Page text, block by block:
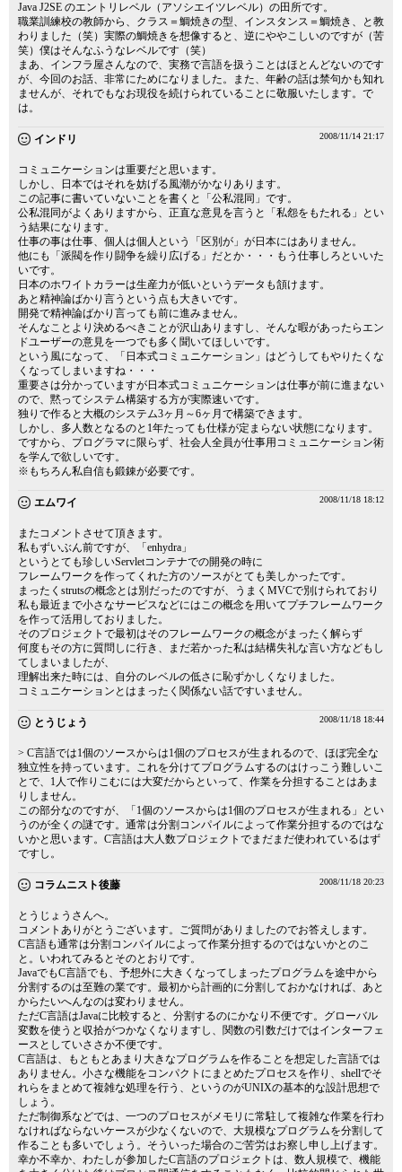
Java J2SE のエントリレベル（アソシエイツレベル）の田所です。
職業訓練校の教師から、クラス＝鯛焼きの型、インスタンス＝鯛焼き、と教
わりました（笑）実際の鯛焼きを想像すると、逆にややこしいのですが（苦
笑）僕はそんなふうなレベルです（笑）
まあ、インフラ屋さんなので、実務で言語を扱うことはほとんどないのです
が、今回のお話、非常にためになりました。また、年齢の話は禁句かも知れ
ませんが、それでもなお現役を続けられていることに敬服いたします。で
は。
インドリ 2008/11/14 21:17
コミュニケーションは重要だと思います。
しかし、日本ではそれを妨げる風潮がかなりあります。
この記事に書いていないことを書くと「公私混同」です。
公私混同がよくありますから、正直な意見を言うと「私怨をもたれる」とい
う結果になります。
仕事の事は仕事、個人は個人という「区別が」が日本にはありません。
他にも「派閥を作り闘争を繰り広げる」だとか・・・もう仕事しろといいた
いです。
日本のホワイトカラーは生産力が低いというデータも頷けます。
あと精神論ばかり言うという点も大きいです。
開発で精神論ばかり言っても前に進みません。
そんなことより決めるべきことが沢山ありますし、そんな暇があったらエン
ドユーザーの意見を一つでも多く聞いてほしいです。
という風になって、「日本式コミュニケーション」はどうしてもやりたくな
くなってしまいますね・・・
重要さは分かっていますが日本式コミュニケーションは仕事が前に進まない
ので、黙ってシステム構築する方が実際速いです。
独りで作ると大概のシステム3ヶ月～6ヶ月で構築できます。
しかし、多人数となるのと1年たっても仕様が定まらない状態になります。
ですから、プログラマに限らず、社会人全員が仕事用コミュニケーション術
を学んで欲しいです。
※もちろん私自信も鍛錬が必要です。
エムワイ 2008/11/18 18:12
またコメントさせて頂きます。
私もずいぶん前ですが、「enhydra」
というとても珍しいServletコンテナでの開発の時に
フレームワークを作ってくれた方のソースがとても美しかったです。
まったくstrutsの概念とは別だったのですが、うまくMVCで別けられており
私も最近まで小さなサービスなどにはこの概念を用いてプチフレームワーク
を作って活用しておりました。
そのプロジェクトで最初はそのフレームワークの概念がまったく解らず
何度もその方に質問しに行き、まだ若かった私は結構失礼な言い方などもし
てしまいましたが、
理解出来た時には、自分のレベルの低さに恥ずかしくなりました。
コミュニケーションとはまったく関係ない話ですいません。
とうじょう 2008/11/18 18:44
> C言語では1個のソースからは1個のプロセスが生まれるので、ほぼ完全な
独立性を持っています。これを分けてプログラムするのはけっこう難しいこ
とで、1人で作りこむには大変だからといって、作業を分担することはあま
りしません。
この部分なのですが、「1個のソースからは1個のプロセスが生まれる」とい
うのが全くの謎です。通常は分割コンパイルによって作業分担するのではな
いかと思います。C言語は大人数プロジェクトでまだまだ使われているはず
ですし。
コラムニスト後藤 2008/11/18 20:23
とうじょうさんへ。
コメントありがとうございます。ご質問がありましたのでお答えします。
C言語も通常は分割コンパイルによって作業分担するのではないかとのこ
と。いわれてみるとそのとおりです。
JavaでもC言語でも、予想外に大きくなってしまったプログラムを途中から
分割するのは至難の業です。最初から計画的に分割しておかなければ、あと
からたいへんなのは変わりません。
ただC言語はJavaに比較すると、分割するのにかなり不便です。グローバル
変数を使うと収拾がつかなくなりますし、関数の引数だけではインターフェ
ースとしていささか不便です。
C言語は、もともとあまり大きなプログラムを作ることを想定した言語では
ありません。小さな機能をコンパクトにまとめたプロセスを作り、shellでそ
れらをまとめて複雑な処理を行う、というのがUNIXの基本的な設計思想で
しょう。
ただ制御系などでは、一つのプロセスがメモリに常駐して複雑な作業を行わ
なければならないケースが少なくないので、大規模なプログラムを分割して
作ることも多いでしょう。そういった場合のご苦労はお察し申し上げます。
幸か不幸か、わたしが参加したC言語のプロジェクトは、数人規模で、機能